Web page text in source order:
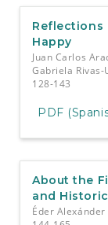
Reflections
Happy
Juan Carlos
Gabriela Rivas-
128-143
PDF
About the
and
Éder